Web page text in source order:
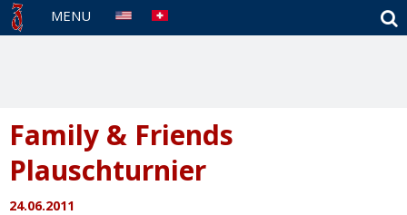
MENU
Family & Friends
Plauschturnier
24.06.2011